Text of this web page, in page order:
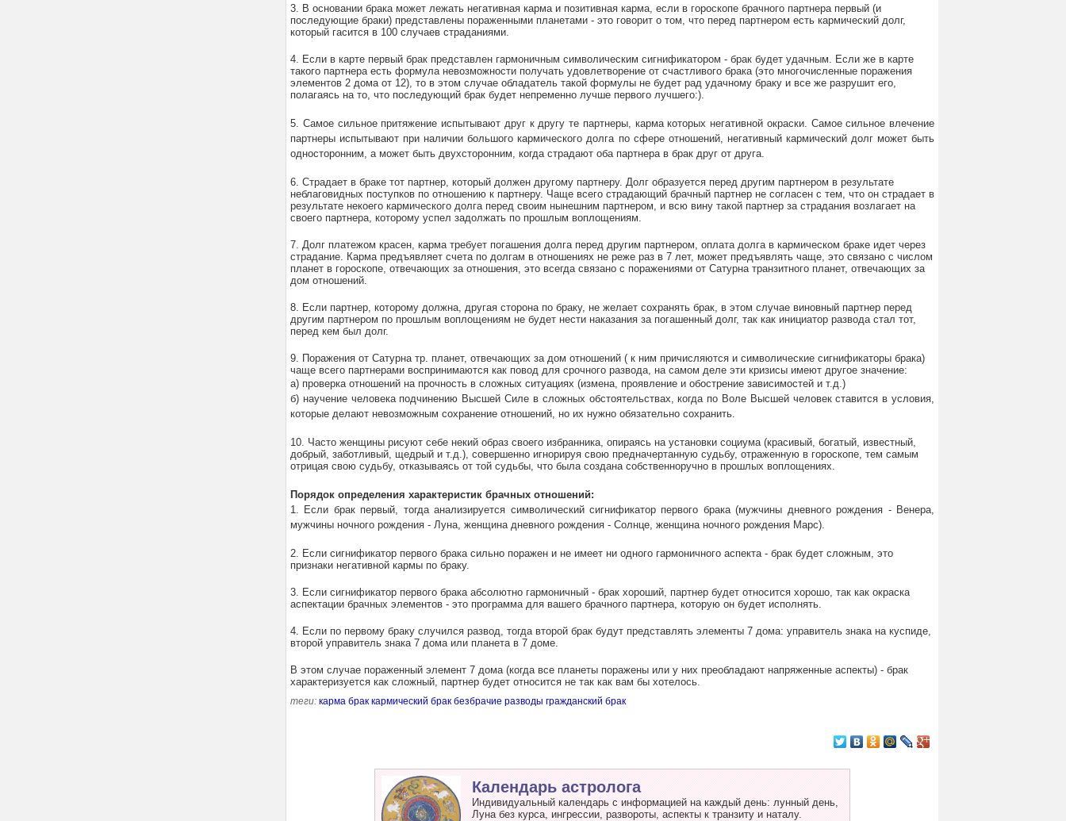
3. В основании брака может лежать негативная карма и позитивная карма, если в гороскопе брачного партнера первый (и
последующие браки) представлены пораженными планетами - это говорит о том, что перед партнером есть кармический долг,
который гасится в 100 случаев страданиями.
4. Если в карте первый брак представлен гармоничным символическим сигнификатором - брак будет удачным. Если же в карте
такого партнера есть формула невозможности получать удовлетворение от счастливого брака (это многочисленные поражения
элементов 2 дома от 12), то в этом случае обладатель такой формулы не будет рад удачному браку и все же разрушит его,
полагаясь на то, что последующий брак будет непременно лучше первого лучшего:).
5. Самое сильное притяжение испытывают друг к другу те партнеры, карма которых негативной окраски. Самое сильное влечение
партнеры испытывают при наличии большого кармического долга по сфере отношений, негативный кармический долг может быть
односторонним, а может быть двухсторонним, когда страдают оба партнера в брак друг от друга.
6. Страдает в браке тот партнер, который должен другому партнеру. Долг образуется перед другим партнером в результате
неблаговидных поступков по отношению к партнеру. Чаще всего страдающий брачный партнер не согласен с тем, что он страдает в
результате некоего кармического долга перед своим нынешним партнером, и всю вину такой партнер за страдания возлагает на
своего партнера, которому успел задолжать по прошлым воплощениям.
7. Долг платежом красен, карма требует погашения долга перед другим партнером, оплата долга в кармическом браке идет через
страдание. Карма предъявляет счета по долгам в отношениях не реже раз в 7 лет, может предъявлять чаще, это связано с числом
планет в гороскопе, отвечающих за отношения, это всегда связано с поражениями от Сатурна транзитного планет, отвечающих за
дом отношений.
8. Если партнер, которому должна, другая сторона по браку, не желает сохранять брак, в этом случае виновный партнер перед
другим партнером по прошлым воплощениям не будет нести наказания за погашенный долг, так как инициатор развода стал тот,
перед кем был долг.
9. Поражения от Сатурна тр. планет, отвечающих за дом отношений ( к ним причисляются и символические сигнификаторы брака)
чаще всего партнерами воспринимаются как повод для срочного развода, на самом деле эти кризисы имеют другое значение:
а) проверка отношений на прочность в сложных ситуациях (измена, проявление и обострение зависимостей и т.д.)
б) научение человека подчинению Высшей Силе в сложных обстоятельствах, когда по Воле Высшей человек ставится в условия,
которые делают невозможным сохранение отношений, но их нужно обязательно сохранить.
10. Часто женщины рисуют себе некий образ своего избранника, опираясь на установки социума (красивый, богатый, известный,
добрый, заботливый, щедрый и т.д.), совершенно игнорируя свою предначертанную судьбу, отраженную в гороскопе, тем самым
отрицая свою судьбу, отказываясь от той судьбы, что была создана собственноручно в прошлых воплощениях.
Порядок определения характеристик брачных отношений:
1. Если брак первый, тогда анализируется символический сигнификатор первого брака (мужчины дневного рождения - Венера,
мужчины ночного рождения - Луна, женщина дневного рождения - Солнце, женщина ночного рождения Марс).
2. Если сигнификатор первого брака сильно поражен и не имеет ни одного гармоничного аспекта - брак будет сложным, это
признаки негативной кармы по браку.
3. Если сигнификатор первого брака абсолютно гармоничный - брак хороший, партнер будет относится хорошо, так как окраска
аспектации брачных элементов - это программа для вашего брачного партнера, которую он будет исполнять.
4. Если по первому браку случился развод, тогда второй брак будут представлять элементы 7 дома: управитель знака на куспиде,
второй управитель знака 7 дома или планета в 7 доме.
В этом случае пораженный элемент 7 дома (когда все планеты поражены или у них преобладают напряженные аспекты) - брак
характеризуется как сложный, партнер будет относится не так как вам бы хотелось.
теги: карма брак кармический брак безбрачие разводы гражданский брак
Календарь астролога
Индивидуальный календарь с информацией на каждый день: лунный день,
Луна без курса, ингрессии, развороты, аспекты к транзиту и наталу.